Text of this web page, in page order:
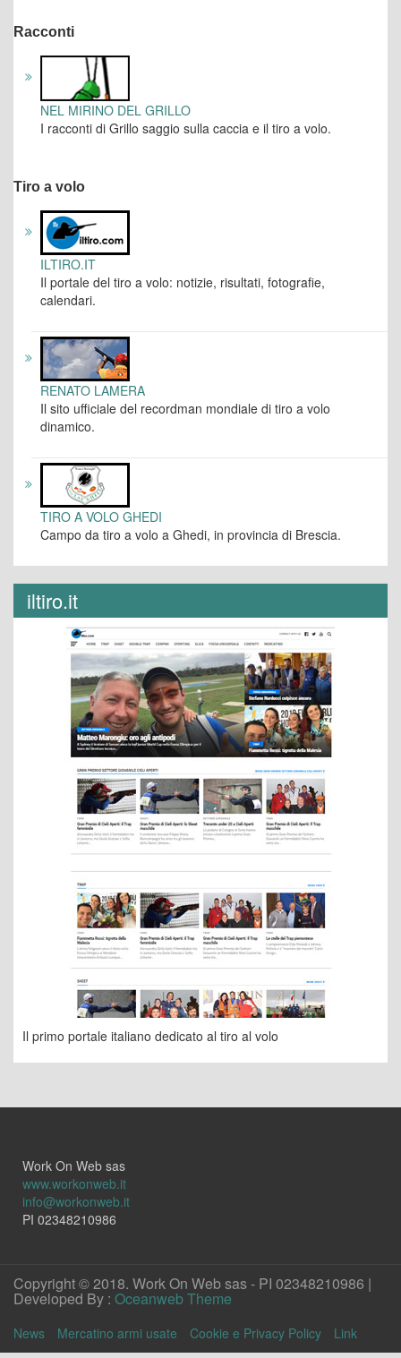
Racconti
NEL MIRINO DEL GRILLO
I racconti di Grillo saggio sulla caccia e il tiro a volo.
Tiro a volo
ILTIRO.IT
Il portale del tiro a volo: notizie, risultati, fotografie,
calendari.
RENATO LAMERA
Il sito ufficiale del recordman mondiale di tiro a volo
dinamico.
TIRO A VOLO GHEDI
Campo da tiro a volo a Ghedi, in provincia di Brescia.
iltiro.it
Il primo portale italiano dedicato al tiro al volo
Work On Web sas
www.workonweb.it
info@workonweb.it
PI 02348210986
Copyright © 2018. Work On Web sas - PI 02348210986 |
Developed By : Oceanweb Theme
News Mercatino armi usate Cookie e Privacy Policy Link